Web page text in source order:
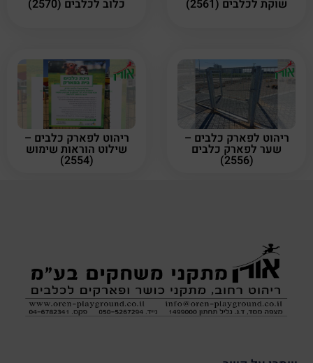
שוקת לכלבים (2561) כלוב לכלבים (2570)
ריהוט לפארק כלבים –
שער לפארק כלבים
(2556)
ריהוט לפארק כלבים –
שילוט הוראות שימוש
(2554)